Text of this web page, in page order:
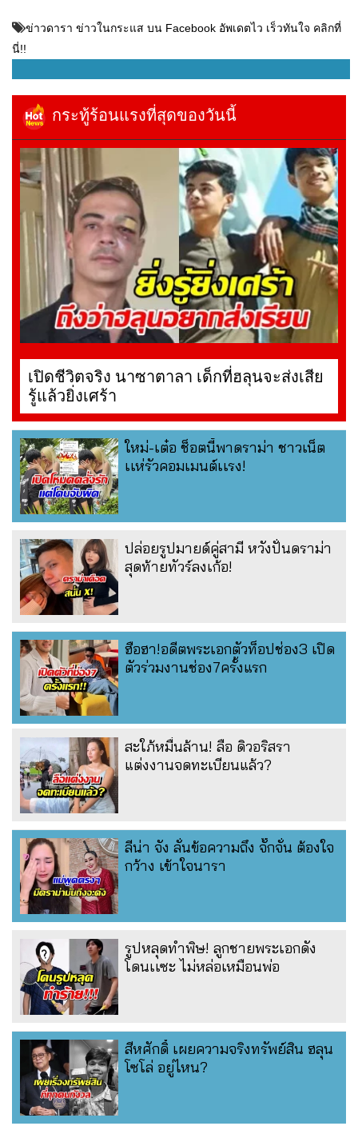
ข่าวดารา ข่าวในกระแส บน Facebook อัพเดตไว เร็วทันใจ คลิกที่
นี่!!
กระทู้ร้อนแรงที่สุดของวันนี้
เปิดชีวิตจริง นาซาตาลา เด็กที่ฮลุนจะส่งเสีย
รู้แล้วยิ่งเศร้า
ใหม่-เต๋อ ช็อตนี้พาดราม่า ชาวเน็ต
เเห่รัวคอมเมนต์เเรง!
ปล่อยรูปมายด์คู่สามี หวังปั่นดราม่า
สุดท้ายทัวร์ลงเก้อ!
ฮือฮา!อดีตพระเอกตัวท็อปช่อง3 เปิด
ตัวร่วมงานช่อง7ครั้งแรก
สะใภ้หมื่นล้าน! ลือ ดิวอริสรา
แต่งงานจดทะเบียนแล้ว?
ลีน่า จัง ลั่นข้อความถึง จั๊กจั่น ต้องใจ
กว้าง เข้าใจนารา
รูปหลุดทำพิษ! ลูกชายพระเอกดัง
โดนเเซะ ไม่หล่อเหมือนพ่อ
สีหศักดิ์ เผยความจริงทรัพย์สิน ฮลุน
โซโล่ อยู่ไหน?